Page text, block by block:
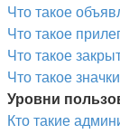
Что такое
Что такое
Что такое
Что такое
Уровни
Кто такие